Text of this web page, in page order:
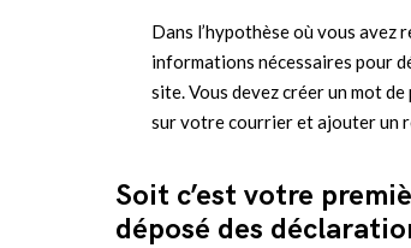
Dans l’hypothèse où vous avez
informations nécessaires pour
site. Vous devez créer un mot
sur votre courrier et ajouter un
Soit c’est votre
déposé des